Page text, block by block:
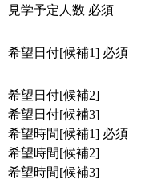
見学予定人数 必須
希望日付[候補1] 必須
希望日付[候補2]
希望日付[候補3]
希望時間[候補1] 必須
希望時間[候補2]
希望時間[候補3]